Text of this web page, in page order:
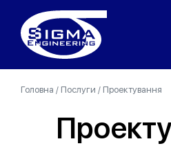
Головна / Послуги / Проектування